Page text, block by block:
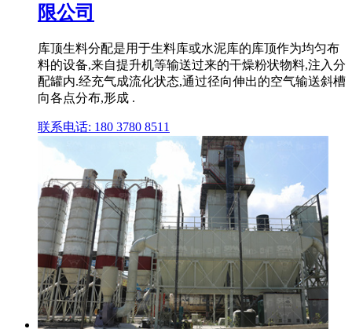
限公司
库顶生料分配是用于生料库或水泥库的库顶作为均匀布
料的设备,来自提升机等输送过来的干燥粉状物料,注入分
配罐内.经充气成流化状态,通过径向伸出的空气输送斜槽
向各点分布,形成 .
联系电话: 180 3780 8511